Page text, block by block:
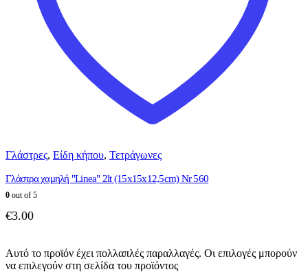
Γλάστρες, Είδη κήπου, Τετράγωνες
Γλάστρα χαμηλή "Linea" 2lt (15x15x12,5cm) Nr 560
0 out of 5
€3.00
Αυτό το προϊόν έχει πολλαπλές παραλλαγές. Οι επιλογές μπορούν
να επιλεγούν στη σελίδα του προϊόντος